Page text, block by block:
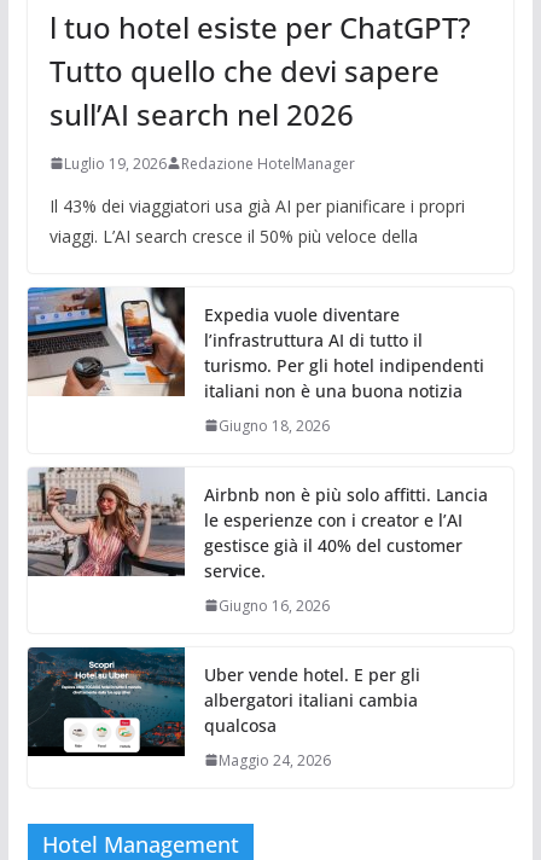
l tuo hotel esiste per ChatGPT?
Tutto quello che devi sapere
sull’AI search nel 2026
Luglio 19, 2026 Redazione HotelManager
Il 43% dei viaggiatori usa già AI per pianificare i propri
viaggi. L’AI search cresce il 50% più veloce della
Expedia vuole diventare
l’infrastruttura AI di tutto il
turismo. Per gli hotel indipendenti
italiani non è una buona notizia
Giugno 18, 2026
Airbnb non è più solo affitti. Lancia
le esperienze con i creator e l’AI
gestisce già il 40% del customer
service.
Giugno 16, 2026
Uber vende hotel. E per gli
albergatori italiani cambia
qualcosa
Maggio 24, 2026
Hotel Management